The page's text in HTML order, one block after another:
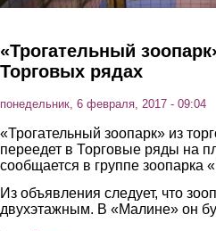
«Трогательный
Торговых рядах
понедельник, 6 февраля, 2017 - 09:04
«Трогательный зоопарк» из
переедет в Торговые ряды на
сообщается в группе зоопарка
Из объявления следует, что
двухэтажным. В «Малине» он